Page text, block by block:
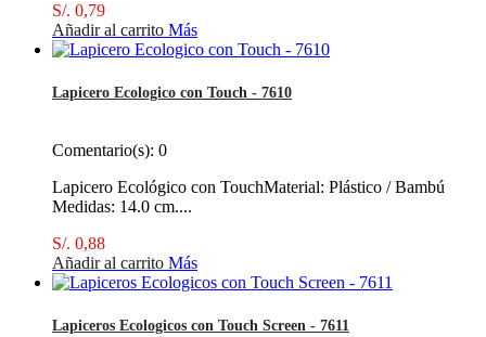
S/. 0,79
Añadir al carrito Más
Lapicero Ecologico con Touch - 7610
Comentario(s): 0
Lapicero Ecológico con TouchMaterial: Plástico / Bambú
Medidas: 14.0 cm....
S/. 0,88
Añadir al carrito Más
Lapiceros Ecologicos con Touch Screen - 7611